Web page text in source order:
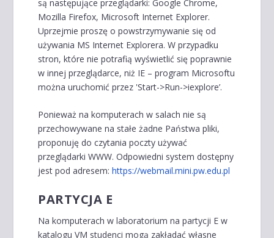
są następujące przeglądarki: Google Chrome,
Mozilla Firefox, Microsoft Internet Explorer.
Uprzejmie proszę o powstrzymywanie się od
używania MS Internet Explorera. W przypadku
stron, które nie potrafią wyświetlić się poprawnie
w innej przeglądarce, niż IE – program Microsoftu
można uruchomić przez 'Start->Run->iexplore’.
Ponieważ na komputerach w salach nie są
przechowywane na stałe żadne Państwa pliki,
proponuję do czytania poczty używać
przeglądarki WWW. Odpowiedni system dostępny
jest pod adresem:https://webmail.mini.pw.edu.pl
PARTYCJA E
Na komputerach w laboratorium na partycji E w
katalogu VM studenci mogą zakładać własne